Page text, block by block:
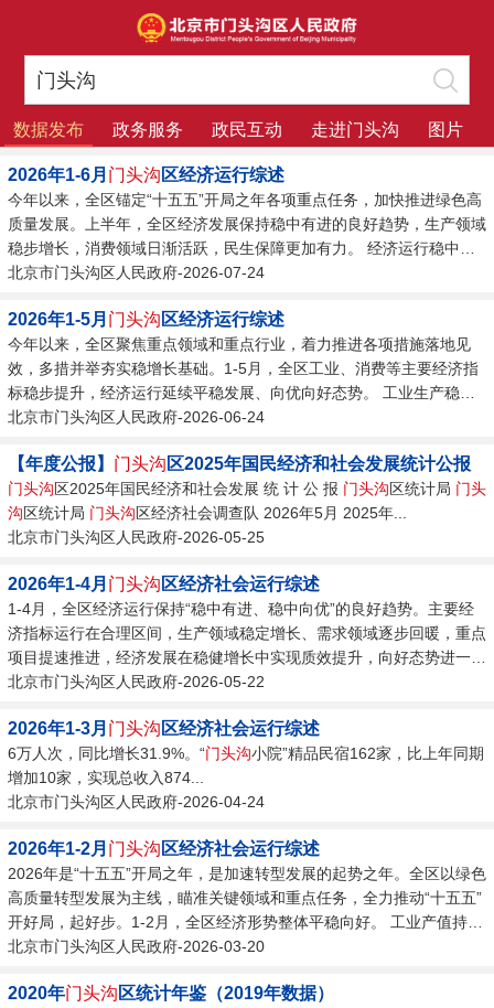
数据发布 政务服务 政民互动 走进门头沟 图片
2026年1-6月 门头沟 区经济运行综述
今年以来，全区锚定“十五五”开局之年各项重点任务，加快推进绿色高
质量发展。上半年，全区经济发展保持稳中有进的良好趋势，生产领域
稳步增长，消费领域日渐活跃，民生保障更加有力。 经济运行稳中有
增。上半年，全区实现地区生产总值（GDP）156.6亿元，同比增长
加值30亿元，同比下降3.4%；第三产业实现增加值126.2亿元，同比增
长7.4%。三次产业结构为0.3:19.1:80.6，持续保持较优水平。 工业生
产稳步提升。上半年，...
北京市门头沟区人民政府-2026-07-24
2026年1-5月 门头沟 区经济运行综述
今年以来，全区聚焦重点领域和重点行业，着力推进各项措施落地见
效，多措并举夯实稳增长基础。1-5月，全区工业、消费等主要经济指
标稳步提升，经济运行延续平稳发展、向优向好态势。 工业生产稳中
有升。2026年1-5月，全区规模以上工业总产值完成24.1亿元，同比增
制造业实现产值12.4亿元，同比增长8.2%；电力、热力生产和供应业
完成产值2.8亿元，同比增长46.6%。从重点企业来看，12家年产值过
亿的企业实现产值19.9亿元，...
北京市门头沟区人民政府-2026-06-24
【年度公报】 门头沟 区2025年国民经济和社会发展统计公报
门头沟区2025年国民经济和社会发展 统 计 公 报 门头沟区统计局 门头
沟区统计局 门头沟区经济社会调查队 2026年5月 2025年...
北京市门头沟区人民政府-2026-05-25
2026年1-4月 门头沟 区经济社会运行综述
1-4月，全区经济运行保持“稳中有进、稳中向优”的良好趋势。主要经
济指标运行在合理区间，生产领域稳定增长、需求领域逐步回暖，重点
项目提速推进，经济发展在稳健增长中实现质效提升，向好态势进一步
巩固。 工业生产稳中提质。2026年1-4月，全区规模以上工业总产值
点；产销衔接有所改善，规模以上工业销售产值完成16.5亿元，同比增
长7.7%，产销率84.7%，比上月提升11.8个百分点。在总量稳步增长
的同时，行业结构持续优化，...
北京市门头沟区人民政府-2026-05-22
2026年1-3月 门头沟 区经济社会运行综述
6万人次，同比增长31.9%。“门头沟小院”精品民宿162家，比上年同期
增加10家，实现总收入874...
北京市门头沟区人民政府-2026-04-24
2026年1-2月 门头沟 区经济社会运行综述
2026年是“十五五”开局之年，是加速转型发展的起势之年。全区以绿色
高质量转型发展为主线，瞄准关键领域和重点任务，全力推动“十五五”
开好局，起好步。1-2月，全区经济形势整体平稳向好。 工业产值持续
增长。1-2月，全区规模以上工业总产值完成8.5亿元，同比增长
元，同比下降3.5%。11家规模以上高技术制造业完成产值1.3亿元，同
北京市门头沟区人民政府-2026-03-20
2020年门头沟 区统计年鉴（2019年数据）